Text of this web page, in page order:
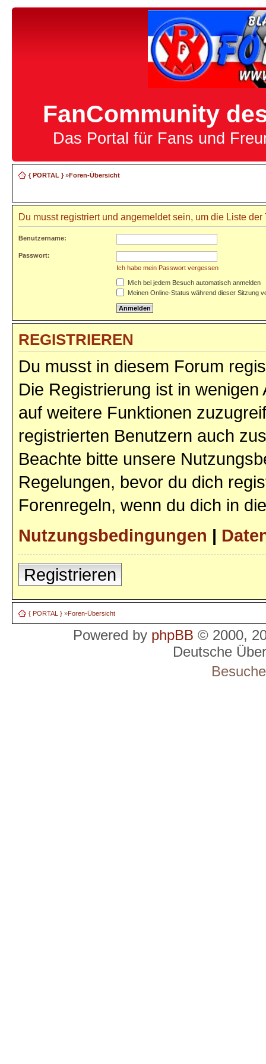
FanCommunity
Das Portal für Fans und
{ PORTAL }»Foren-Übersicht
Du musst registriert und angemeldet sein, um die Liste
Benutzername:
Passwort:
Ich habe mein Passwort vergessen
Mich bei jedem Besuch automatisch anmelden
Meinen Online-Status während dieser Sitzung
REGISTRIEREN
Du musst in diesem Forum
Die Registrierung ist in
auf weitere Funktionen
registrierten Benutzern auch
Beachte bitte unsere
Regelungen, bevor du dich
Forenregeln, wenn du dich in
Nutzungsbedingungen |
Registrieren
{ PORTAL } »Foren-Übersicht
Powered by phpBB © 2000,
Deutsche